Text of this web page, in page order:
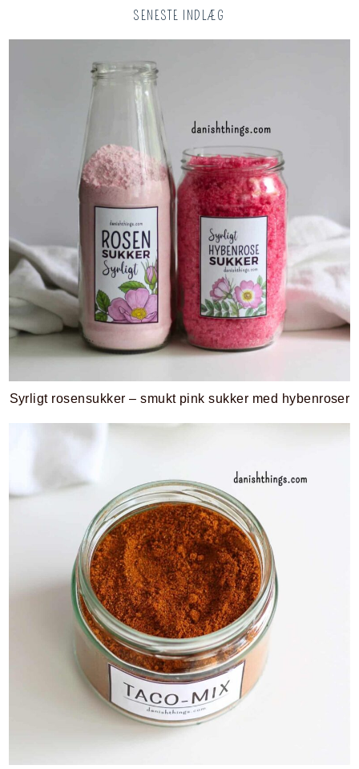
SENESTE INDLÆG
Syrligt rosensukker – smukt pink sukker med hybenroser